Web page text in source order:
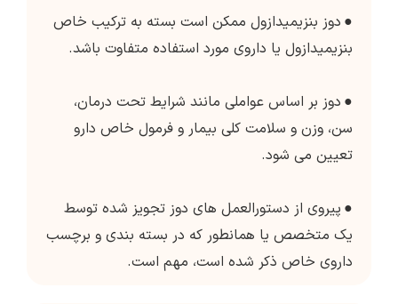
● دوز بنزیمیدازول ممکن است بسته به ترکیب خاص
بنزیمیدازول یا داروی مورد استفاده متفاوت باشد.
● دوز بر اساس عواملی مانند شرایط تحت درمان،
سن، وزن و سلامت کلی بیمار و فرمول خاص دارو
تعیین می شود.
● پیروی از دستورالعمل های دوز تجویز شده توسط
یک متخصص یا همانطور که در بسته بندی و برچسب
داروی خاص ذکر شده است، مهم است.